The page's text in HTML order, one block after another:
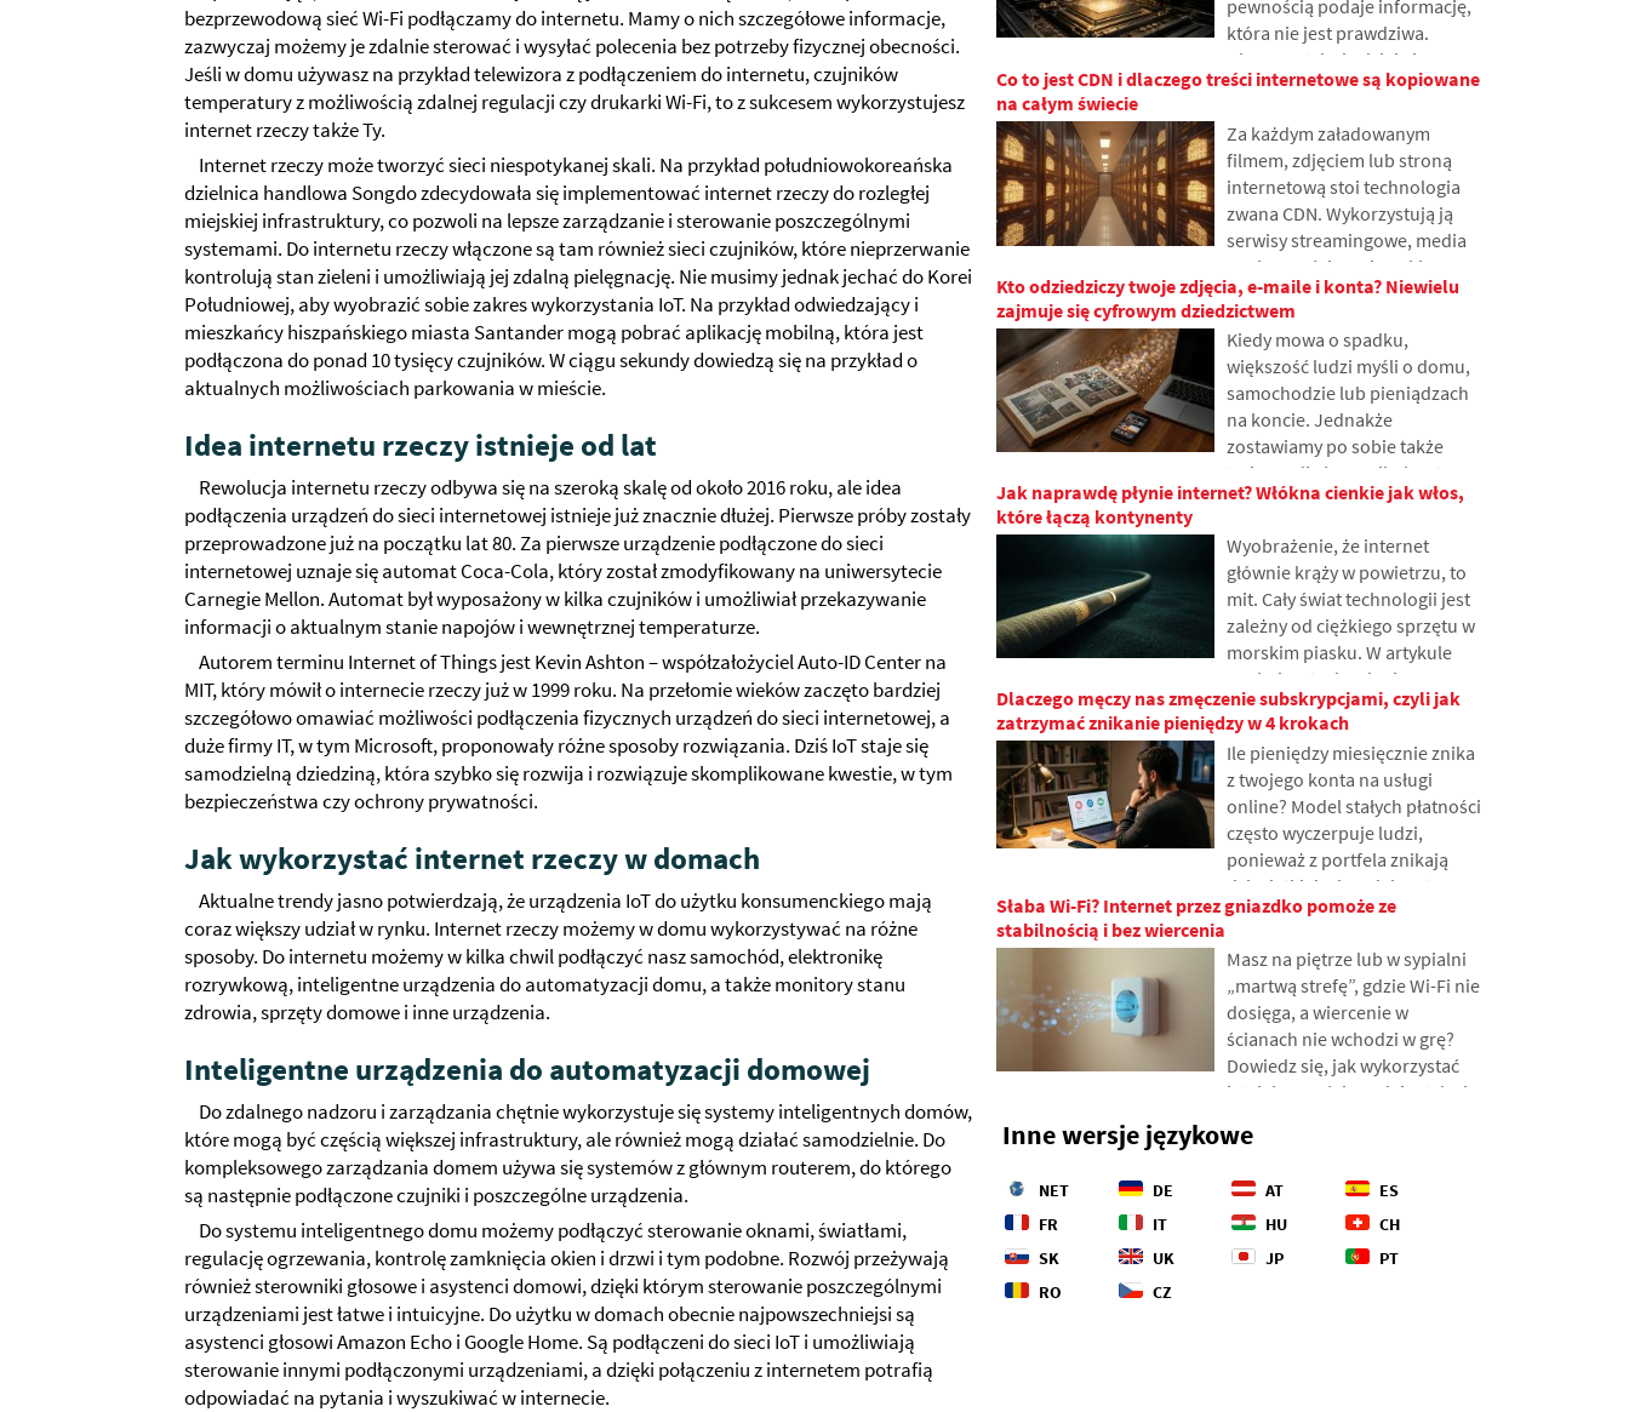
bezprzewodową sieć Wi-Fi podłączamy do internetu. Mamy o nich szczegółowe informacje,
zazwyczaj możemy je zdalnie sterować i wysyłać polecenia bez potrzeby fizycznej obecności.
Jeśli w domu używasz na przykład telewizora z podłączeniem do internetu, czujników
temperatury z możliwością zdalnej regulacji czy drukarki Wi-Fi, to z sukcesem wykorzystujesz
internet rzeczy także Ty.
Internet rzeczy może tworzyć sieci niespotykanej skali. Na przykład południowokoreańska
dzielnica handlowa Songdo zdecydowała się implementować internet rzeczy do rozległej
miejskiej infrastruktury, co pozwoli na lepsze zarządzanie i sterowanie poszczególnymi
systemami. Do internetu rzeczy włączone są tam również sieci czujników, które nieprzerwanie
kontrolują stan zieleni i umożliwiają jej zdalną pielęgnację. Nie musimy jednak jechać do Korei
Południowej, aby wyobrazić sobie zakres wykorzystania IoT. Na przykład odwiedzający i
mieszkańcy hiszpańskiego miasta Santander mogą pobrać aplikację mobilną, która jest
podłączona do ponad 10 tysięcy czujników. W ciągu sekundy dowiedzą się na przykład o
aktualnych możliwościach parkowania w mieście.
Idea internetu rzeczy istnieje od lat
Rewolucja internetu rzeczy odbywa się na szeroką skalę od około 2016 roku, ale idea
podłączenia urządzeń do sieci internetowej istnieje już znacznie dłużej. Pierwsze próby zostały
przeprowadzone już na początku lat 80. Za pierwsze urządzenie podłączone do sieci
internetowej uznaje się automat Coca-Cola, który został zmodyfikowany na uniwersytecie
Carnegie Mellon. Automat był wyposażony w kilka czujników i umożliwiał przekazywanie
informacji o aktualnym stanie napojów i wewnętrznej temperaturze.
Autorem terminu Internet of Things jest Kevin Ashton – współzałożyciel Auto-ID Center na
MIT, który mówił o internecie rzeczy już w 1999 roku. Na przełomie wieków zaczęto bardziej
szczegółowo omawiać możliwości podłączenia fizycznych urządzeń do sieci internetowej, a
duże firmy IT, w tym Microsoft, proponowały różne sposoby rozwiązania. Dziś IoT staje się
samodzielną dziedziną, która szybko się rozwija i rozwiązuje skomplikowane kwestie, w tym
bezpieczeństwa czy ochrony prywatności.
Jak wykorzystać internet rzeczy w domach
Aktualne trendy jasno potwierdzają, że urządzenia IoT do użytku konsumenckiego mają
coraz większy udział w rynku. Internet rzeczy możemy w domu wykorzystywać na różne
sposoby. Do internetu możemy w kilka chwil podłączyć nasz samochód, elektronikę
rozrywkową, inteligentne urządzenia do automatyzacji domu, a także monitory stanu
zdrowia, sprzęty domowe i inne urządzenia.
Inteligentne urządzenia do automatyzacji domowej
Do zdalnego nadzoru i zarządzania chętnie wykorzystuje się systemy inteligentnych domów,
które mogą być częścią większej infrastruktury, ale również mogą działać samodzielnie. Do
kompleksowego zarządzania domem używa się systemów z głównym routerem, do którego
są następnie podłączone czujniki i poszczególne urządzenia.
Do systemu inteligentnego domu możemy podłączyć sterowanie oknami, światłami,
regulację ogrzewania, kontrolę zamknięcia okien i drzwi i tym podobne. Rozwój przeżywają
również sterowniki głosowe i asystenci domowi, dzięki którym sterowanie poszczególnymi
urządzeniami jest łatwe i intuicyjne. Do użytku w domach obecnie najpowszechniejsi są
asystenci głosowi Amazon Echo i Google Home. Są podłączeni do sieci IoT i umożliwiają
sterowanie innymi podłączonymi urządzeniami, a dzięki połączeniu z internetem potrafią
odpowiadać na pytania i wyszukiwać w internecie.
pewnością podaje informację,
która nie jest prawdziwa.
Dlaczego tak się dzieje i czym
są tak zwane halucynacje AI? W
działają wielkie modele
językowe, dlaczego czasami
generują nieprawdziwe
odpowiedzi oraz jak
programiści starają się
problem.
Co to jest CDN i dlaczego treści internetowe są kopiowane
na całym świecie
Za każdym załadowanym
filmem, zdjęciem lub stroną
internetową stoi technologia
zwana CDN. Wykorzystują ją
serwisy streamingowe, media
społecznościowe i zwykłe
strony internetowe, mimo że
wiele osób o niej nigdy nie
słyszało. W artykule wyjaśnimy,
co oznacza ten skrót, jak
działa, dlaczego treści
internetowe są
przechowywane w różnych
współczesny internet trudno
Kto odziedziczy twoje zdjęcia, e-maile i konta? Niewielu
zajmuje się cyfrowym dziedzictwem
Kiedy mowa o spadku,
większość ludzi myśli o domu,
samochodzie lub pieniądzach
na koncie. Jednakże
zostawiamy po sobie także
tysiące zdjęć, e-maily, konta w
mediach społecznościowych
chmurze. Co się z nimi stanie
po śmierci i kto uzyska do nich
dostęp? W artykule przyjrzymy
się, jak działa cyfrowe
dziedzictwo, dlaczego
problemy z danymi i jak
wprowadzić porządek w
śladzie online już dzisiaj.
Jak naprawdę płynie internet? Włókna cienkie jak włos,
które łączą kontynenty
Wyobrażenie, że internet
głównie krąży w powietrzu, to
mit. Cały świat technologii jest
zależny od ciężkiego sprzętu w
morskim piasku. W artykule
omówimy technologię
podmorskich kabli. Dowiesz
się, jak działają włókna
optyczne, co wiąże się z ich
układaniem z pokładów
statków i jak z głębin oceanów
stały się polem
geopolitycznych potyczek.
Dlaczego męczy nas zmęczenie subskrypcjami, czyli jak
zatrzymać znikanie pieniędzy w 4 krokach
Ile pieniędzy miesięcznie znika
z twojego konta na usługi
online? Model stałych płatności
często wyczerpuje ludzi,
ponieważ z portfela znikają
dziesiątki drobnych kwot,
które stopniowo gromadzą się
sumy. W tekście opieramy się
na świeżych danych z roku
2026, pokazujemy przepaść
między naszymi szacunkami a
rzeczywistością i proponujemy
lepiej kontrolować swoje
wydatki.
Słaba Wi-Fi? Internet przez gniazdko pomoże ze
stabilnością i bez wiercenia
Masz na piętrze lub w sypialni
„martwą strefę”, gdzie Wi-Fi nie
dosięga, a wiercenie w
ścianach nie wchodzi w grę?
Dowiedz się, jak wykorzystać
istniejące w ścianach instalacje
internetu przez sieć
pokażemy, jak działa
nowoczesny adapter
powerline, dlaczego radzi
Inne wersje językowe
NET DE AT
ES
FR
IT HU
CH
SK
UK JP
PT
RO
CZ